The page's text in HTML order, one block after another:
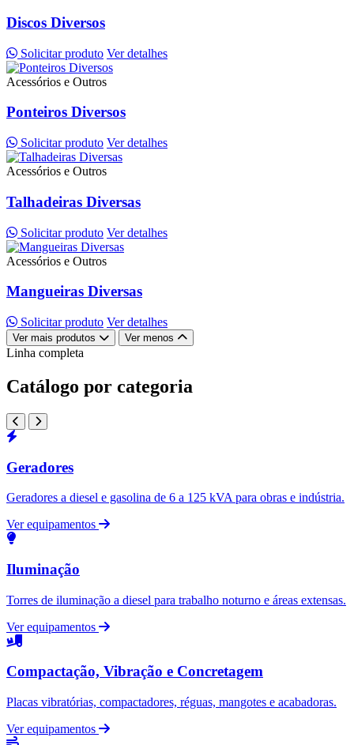
Discos Diversos
Solicitar produto Ver detalhes
Acessórios e Outros
Ponteiros Diversos
Solicitar produto Ver detalhes
Acessórios e Outros
Talhadeiras Diversas
Solicitar produto Ver detalhes
Acessórios e Outros
Mangueiras Diversas
Solicitar produto Ver detalhes
Ver mais produtos Ver menos
Linha completa
Catálogo por categoria
Geradores
Geradores a diesel e gasolina de 6 a 125 kVA para obras e indústria.
Ver equipamentos
Iluminação
Torres de iluminação a diesel para trabalho noturno e áreas extensas.
Ver equipamentos
Compactação, Vibração e Concretagem
Placas vibratórias, compactadores, réguas, mangotes e acabadoras.
Ver equipamentos